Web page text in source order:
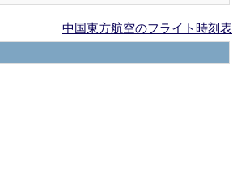
中国東方航空のフライト時刻表